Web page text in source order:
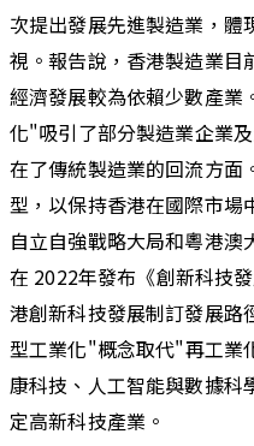
次提出發展先進製造業，
視。報告說，香港製造業目
經濟發展較為依賴少數產
化"吸引了部分製造業企業
在了傳統製造業的回流方面
型，以保持香港在國際市場
自立自強戰略大局和粵港
在 2022年發布《創新科技
港創新科技發展制訂發展
型工業化"概念取代"再工業
康科技、人工智能與數據科
定高新科技產業。